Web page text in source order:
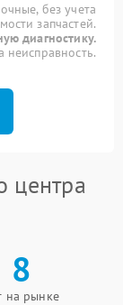
без учета
запчастей.
диагностику.
центра
8
на рынке